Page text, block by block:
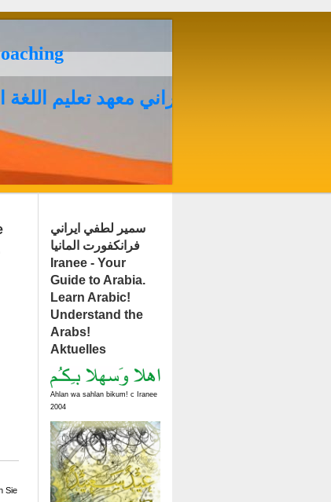
سمير لطفي ايراني معهد تعليم اللغة
Sie
سمير لطفي ايراني
فرانكفورت المانيا
Iranee - Your
Guide to Arabia.
Learn Arabic!
Understand the
Arabs!
Aktuelles
Ahlan wa sahlan bikum! c Iranee
2004